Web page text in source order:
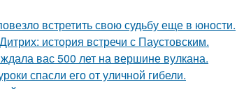
встретить свою судьбу еще в юности.
история встречи с Паустовским.
вас 500 лет на вершине вулкана.
спасли его от уличной гибели.